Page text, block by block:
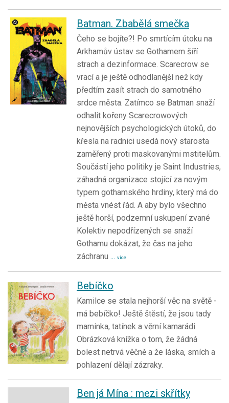
Batman. Zbabělá smečka
Čeho se bojíte?! Po smrtícím útoku na
Arkhamův ústav se Gothamem šíří
strach a dezinformace. Scarecrow se
vrací a je ještě odhodlanější než kdy
předtím zasít strach do samotného
srdce města. Zatímco se Batman snaží
odhalit kořeny Scarecrowových
nejnovějších psychologických útoků, do
křesla na radnici usedá nový starosta
zaměřený proti maskovanými mstitelům.
Součástí jeho politiky je Saint Industries,
záhadná organizace stojící za novým
typem gothamského hrdiny, který má do
města vnést řád. A aby bylo všechno
ještě horší, podzemní uskupení zvané
Kolektiv nepodřízených se snaží
Gothamu dokázat, že čas na jeho
záchranu ... více
Bebíčko
Kamilce se stala nejhorší věc na světě -
má bebíčko! Ještě štěstí, že jsou tady
maminka, tatínek a věrní kamarádi.
Obrázková knížka o tom, že žádná
bolest netrvá věčně a že láska, smích a
pohlazení dělají zázraky.
Ben já Mína : mezi skřítky